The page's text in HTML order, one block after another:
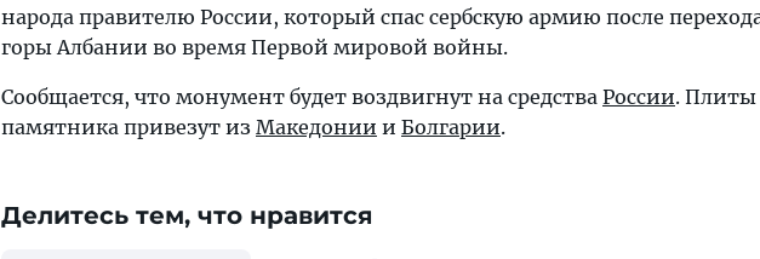
народа правителю России, который спас сербскую армию после
горы Албании во время Первой мировой войны.
Сообщается, что монумент будет воздвигнут на средства России. Плиты
памятника привезут из Македонии и Болгарии.
Делитесь тем, что нравится